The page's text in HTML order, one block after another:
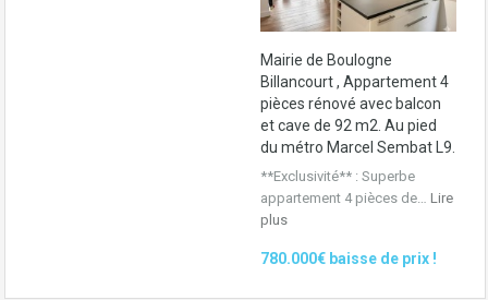
Mairie de Boulogne
Billancourt , Appartement 4
pièces rénové avec balcon
et cave de 92 m2. Au pied
du métro Marcel Sembat L9.
**Exclusivité** : Superbe
appartement 4 pièces de… Lire
plus
780.000€ baisse de prix !